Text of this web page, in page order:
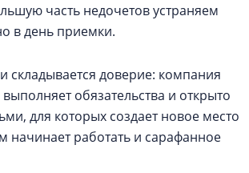
часть недочетов устраняем
в день приемки.
складывается доверие: компания
обязательства и открыто
для которых создает новое место
начинает работать и сарафанное